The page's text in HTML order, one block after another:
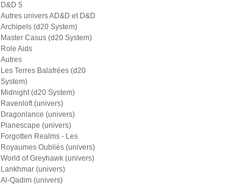
D&D 5
Autres univers AD&D et D&D
Archipels (d20 System)
Master Casus (d20 System)
Role Aids
Autres
Les Terres Balafrées (d20
System)
Midnight (d20 System)
Ravenloft (univers)
Dragonlance (univers)
Planescape (univers)
Forgotten Realms - Les
Royaumes Oubliés (univers)
World of Greyhawk (univers)
Lankhmar (univers)
Al-Qadim (univers)